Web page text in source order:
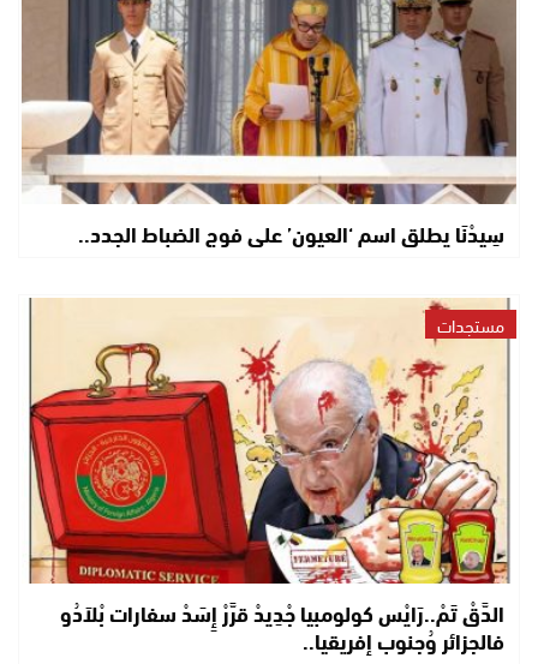
سِيدْنَا يطلق اسم ‘العيون’ على فوج الضباط الجدد..
مستجدات
الدَّقْ تَمْ..رَايْس كولومبيا جْدِيدْ قرَّرْ إِسَدْ سفارات بْلاَدُو
فالجزائر وُجنوب إفريقيا..